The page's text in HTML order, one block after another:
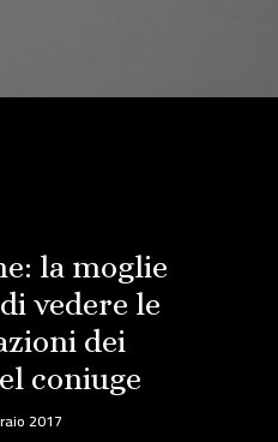
la moglie
vedere le
dei
coniuge
2017